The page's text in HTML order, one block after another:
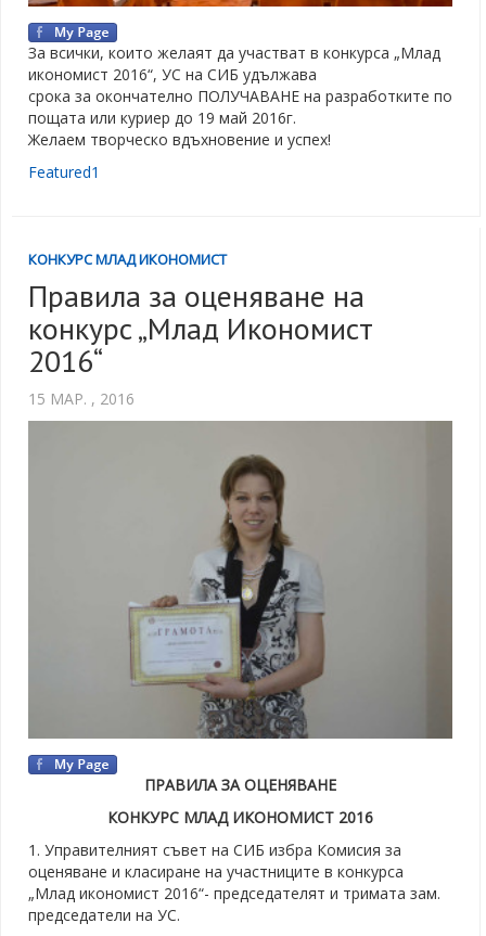
За всички, които желаят да участват в конкурса „Млад
икономист 2016“, УС на СИБ удължава
срока за окончателно ПОЛУЧАВАНЕ на разработките по
пощата или куриер до 19 май 2016г.
Желаем творческо вдъхновение и успех!
Featured1
КОНКУРС МЛАД ИКОНОМИСТ
Правила за оценяване на
конкурс „Млад Икономист
2016“
15 МАР. , 2016
ПРАВИЛА ЗА ОЦЕНЯВАНЕ
КОНКУРС МЛАД ИКОНОМИСТ 2016
1. Управителният съвет на СИБ избра Комисия за
оценяване и класиране на участниците в конкурса
„Млад икономист 2016“- председателят и тримата зам.
председатели на УС.